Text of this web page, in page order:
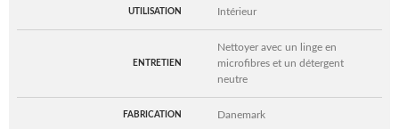
UTILISATION Intérieur
ENTRETIEN
Nettoyer avec un linge en
microfibres et un détergent
neutre
FABRICATION Danemark